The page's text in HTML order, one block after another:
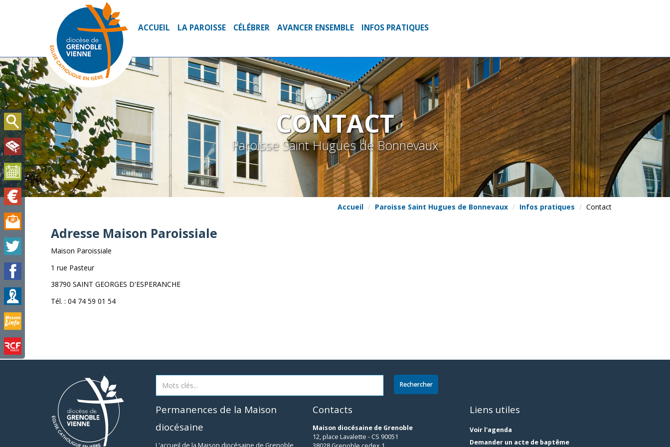
CONTACT
Paroisse Saint Hugues de Bonnevaux
Accueil Paroisse Saint Hugues de Bonnevaux Infos pratiques Contact
Adresse Maison Paroissiale
Maison Paroissiale
1 rue Pasteur
38790 SAINT GEORGES D'ESPERANCHE
Tél. : 04 74 59 01 54
Permanences de la Maison
diocésaine
L'accueil de la Maison diocésaine de Grenoble
Contacts
Maison diocésaine de Grenoble
12, place Lavalette - CS 90051
Liens utiles
Voir l'agenda
Demander un acte de baptême
ACCUEIL LA PAROISSE CÉLÉBRER AVANCER ENSEMBLE INFOS PRATIQUES